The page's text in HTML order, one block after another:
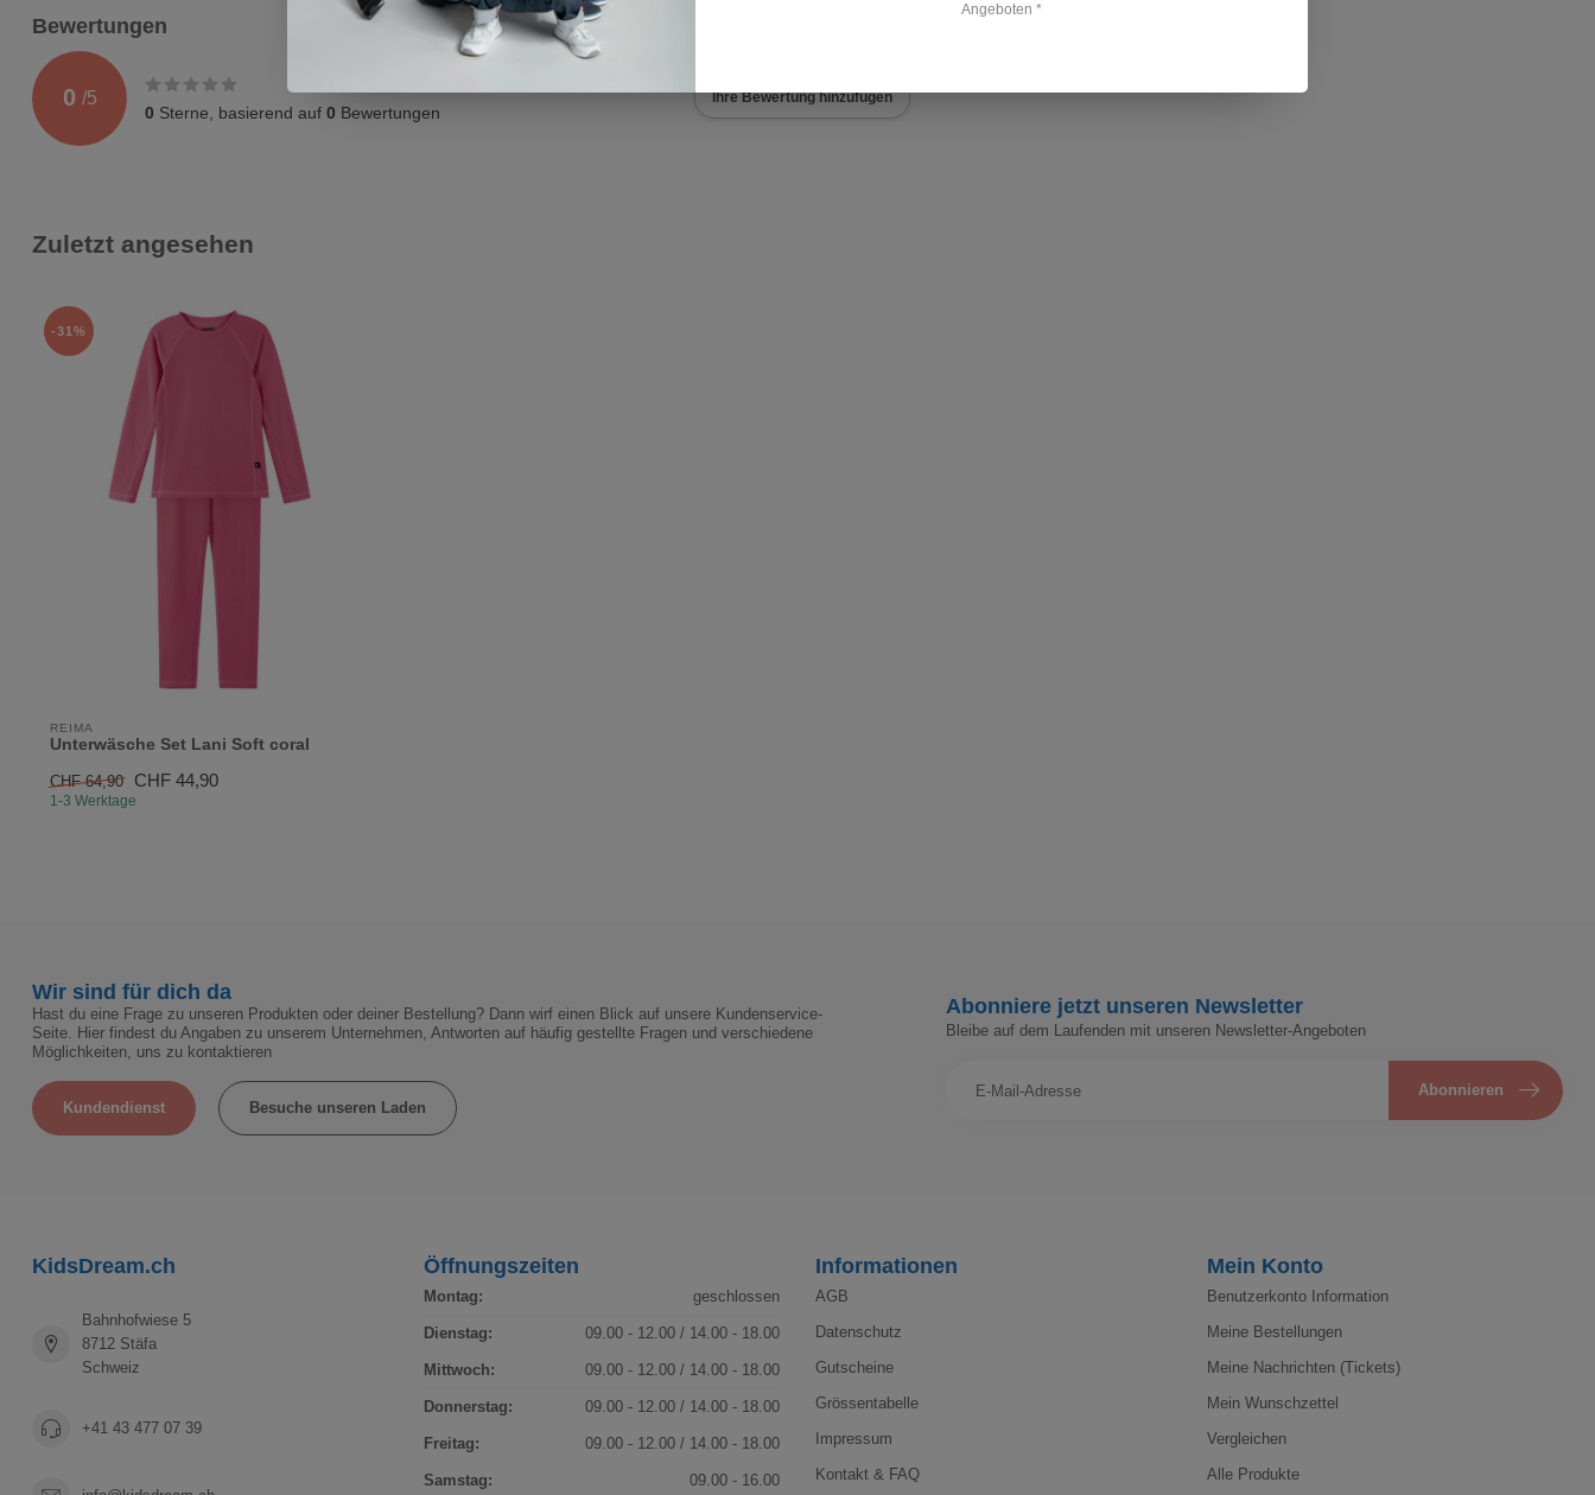
Bewertungen
0 /5
0 Sterne, basierend auf 0 Bewertungen
Ihre Bewertung hinzufügen
Zuletzt angesehen
-31%
REIMA
Unterwäsche Set Lani Soft coral
CHF 64,90 CHF 44,90
1-3 Werktage
Wir sind für dich da
Hast du eine Frage zu unseren Produkten oder deiner Bestellung? Dann wirf einen Blick auf unsere Kundenservice-
Seite. Hier findest du Angaben zu unserem Unternehmen, Antworten auf häufig gestellte Fragen und verschiedene
Möglichkeiten, uns zu kontaktieren
Kundendienst Besuche unseren Laden
Abonniere jetzt unseren Newsletter
Bleibe auf dem Laufenden mit unseren Newsletter-Angeboten
Abonnieren
KidsDream.ch
Bahnhofwiese 5
8712 Stäfa
Schweiz
+41 43 477 07 39
Öffnungszeiten
Montag: geschlossen
Dienstag: 09.00 - 12.00 / 14.00 - 18.00
Mittwoch: 09.00 - 12.00 / 14.00 - 18.00
Donnerstag: 09.00 - 12.00 / 14.00 - 18.00
Freitag: 09.00 - 12.00 / 14.00 - 18.00
Samstag: 09.00 - 16.00
Informationen
AGB
Datenschutz
Gutscheine
Grössentabelle
Impressum
Kontakt & FAQ
Mein Konto
Benutzerkonto Information
Meine Bestellungen
Meine Nachrichten (Tickets)
Mein Wunschzettel
Vergleichen
Alle Produkte
Angeboten *